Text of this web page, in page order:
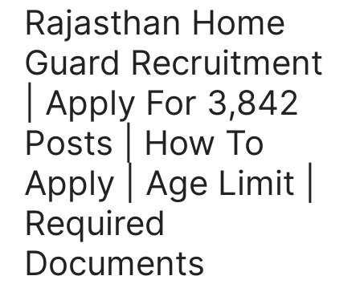
Rajasthan Home
Guard Recruitment
| Apply For 3,842
Posts | How To
Apply | Age Limit |
Required
Documents